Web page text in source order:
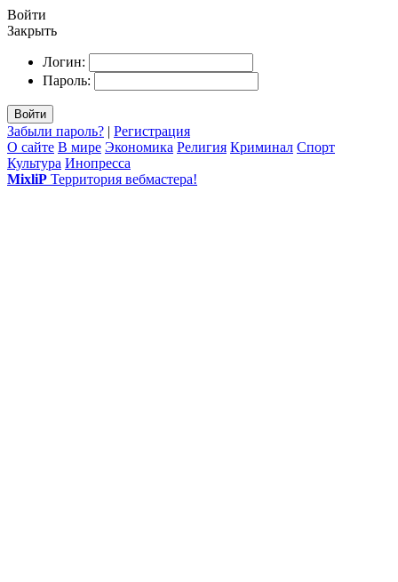
Войти
Закрыть
Логин:
Пароль:
Войти
Забыли пароль? | Регистрация
О сайте В мире Экономика Религия Криминал Спорт
Культура Инопресса
MixliP Территория вебмастера!